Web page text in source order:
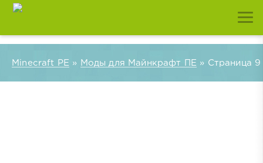
Minecraft PE » Моды для Майнкрафт ПЕ » Страница 9